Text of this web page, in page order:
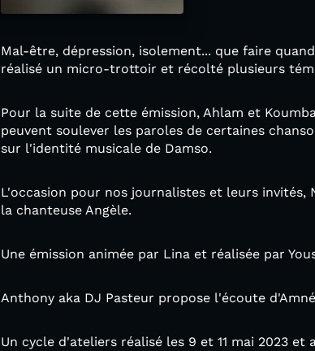
Mal-être, dépression, isolement... que faire
réalisé un micro-trottoir et récolté plusieurs
Pour la suite de cette émission, Ahlam et
peuvent soulever les paroles de certaines
sur l'identité musicale de Damso.
L'occasion pour nos journalistes et leurs
la chanteuse Angèle.
Une émission animée par Lina et réalisée par
Anthony aka DJ Pasteur propose l'écoute
Un cycle d'ateliers réalisé les 9 et 11 mai 2023